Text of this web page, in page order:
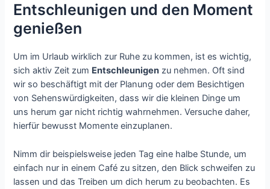
Entschleunigen und den Moment
genießen
Um im Urlaub wirklich zur Ruhe zu kommen, ist es wichtig,
sich aktiv Zeit zum Entschleunigen zu nehmen. Oft sind
wir so beschäftigt mit der Planung oder dem Besichtigen
von Sehenswürdigkeiten, dass wir die kleinen Dinge um
uns herum gar nicht richtig wahrnehmen. Versuche daher,
hierfür bewusst Momente einzuplanen.
Nimm dir beispielsweise jeden Tag eine halbe Stunde, um
einfach nur in einem Café zu sitzen, den Blick schweifen zu
lassen und das Treiben um dich herum zu beobachten. Es